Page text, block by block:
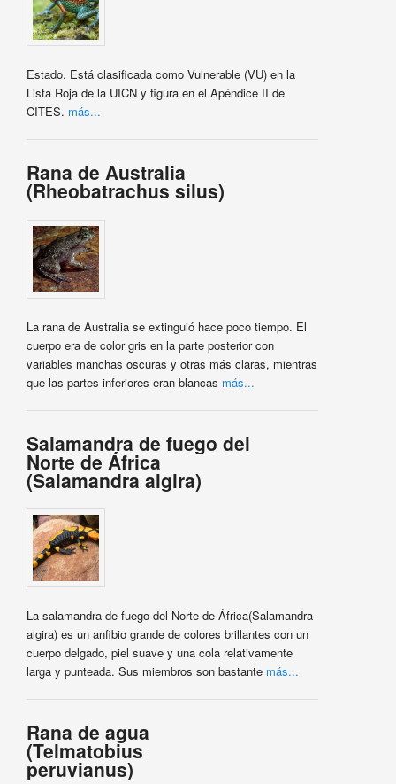
Estado. Está clasificada como Vulnerable (VU) en la
Lista Roja de la UICN y figura en el Apéndice II de
CITES. más...
Rana de Australia
(Rheobatrachus silus)
La rana de Australia se extinguió hace poco tiempo. El
cuerpo era de color gris en la parte posterior con
variables manchas oscuras y otras más claras, mientras
que las partes inferiores eran blancas más...
Salamandra de fuego del
Norte de África
(Salamandra algira)
La salamandra de fuego del Norte de África(Salamandra
algira) es un anfibio grande de colores brillantes con un
cuerpo delgado, piel suave y una cola relativamente
larga y punteada. Sus miembros son bastante más...
Rana de agua
(Telmatobius
peruvianus)